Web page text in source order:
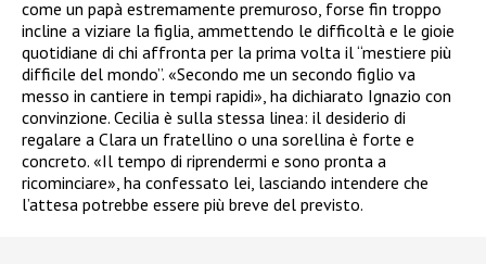
come un papà estremamente premuroso, forse fin troppo
incline a viziare la figlia, ammettendo le difficoltà e le gioie
quotidiane di chi affronta per la prima volta il “mestiere più
difficile del mondo”. «Secondo me un secondo figlio va
messo in cantiere in tempi rapidi», ha dichiarato Ignazio con
convinzione. Cecilia è sulla stessa linea: il desiderio di
regalare a Clara un fratellino o una sorellina è forte e
concreto. «Il tempo di riprendermi e sono pronta a
ricominciare», ha confessato lei, lasciando intendere che
l’attesa potrebbe essere più breve del previsto.